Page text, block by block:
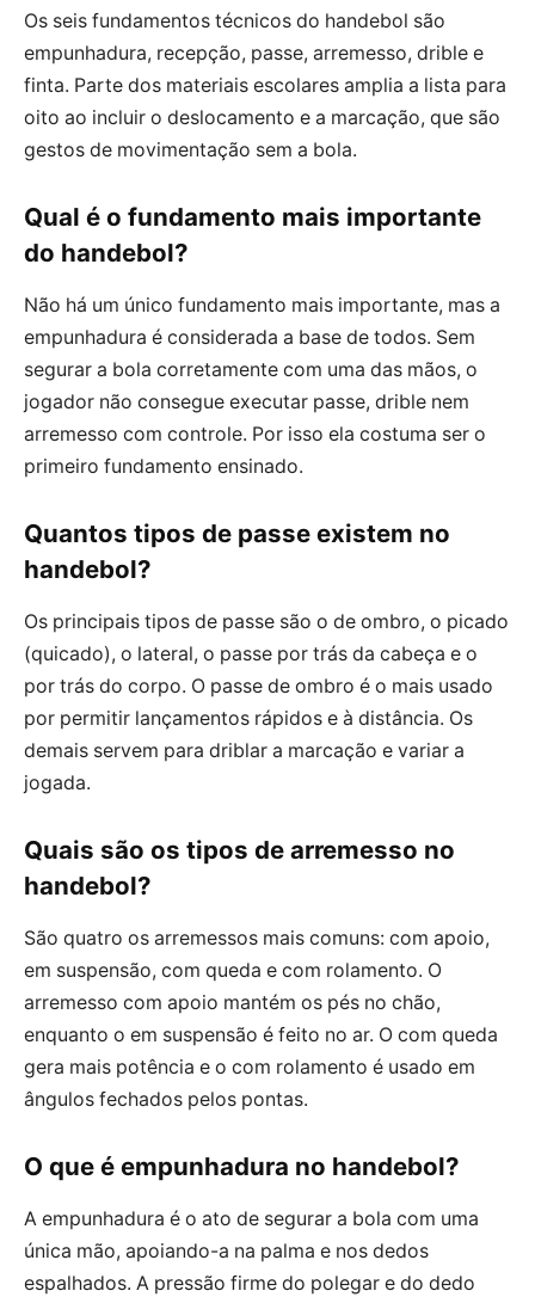
Os seis fundamentos técnicos do handebol são
empunhadura, recepção, passe, arremesso, drible e
finta. Parte dos materiais escolares amplia a lista para
oito ao incluir o deslocamento e a marcação, que são
gestos de movimentação sem a bola.
Qual é o fundamento mais importante
do handebol?
Não há um único fundamento mais importante, mas a
empunhadura é considerada a base de todos. Sem
segurar a bola corretamente com uma das mãos, o
jogador não consegue executar passe, drible nem
arremesso com controle. Por isso ela costuma ser o
primeiro fundamento ensinado.
Quantos tipos de passe existem no
handebol?
Os principais tipos de passe são o de ombro, o picado
(quicado), o lateral, o passe por trás da cabeça e o
por trás do corpo. O passe de ombro é o mais usado
por permitir lançamentos rápidos e à distância. Os
demais servem para driblar a marcação e variar a
jogada.
Quais são os tipos de arremesso no
handebol?
São quatro os arremessos mais comuns: com apoio,
em suspensão, com queda e com rolamento. O
arremesso com apoio mantém os pés no chão,
enquanto o em suspensão é feito no ar. O com queda
gera mais potência e o com rolamento é usado em
ângulos fechados pelos pontas.
O que é empunhadura no handebol?
A empunhadura é o ato de segurar a bola com uma
única mão, apoiando-a na palma e nos dedos
espalhados. A pressão firme do polegar e do dedo